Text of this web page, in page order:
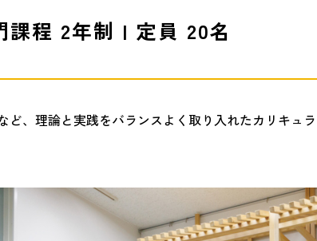
課程 2年制 | 定員 20名
ど、理論と実践をバランスよく取り入れたカリキュ